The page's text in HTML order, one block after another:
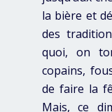
la bière et
des
quoi, on
copains,
de faire la
Mais, ce